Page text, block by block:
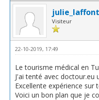
julie_laffont
Visiteur
22-10-2019, 17:49
Le tourisme médical en
J'ai tenté avec doctour.eu
Excellente expérience
Voici un bon plan que je